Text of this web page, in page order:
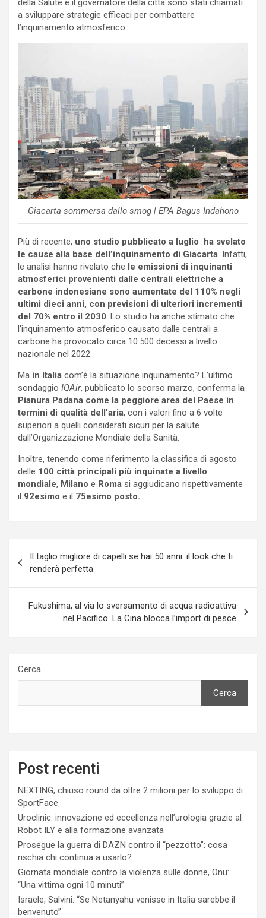
della Salute e il governatore della città sono stati chiamati
a sviluppare strategie efficaci per combattere
l’inquinamento atmosferico.
Giacarta sommersa dallo smog | EPA Bagus Indahono
Più di recente, uno studio pubblicato a luglio ha svelato
le cause alla base dell’inquinamento di Giacarta . Infatti,
le analisi hanno rivelato che le emissioni di inquinanti
atmosferici provenienti dalle centrali elettriche a
carbone indonesiane sono aumentate del 110% negli
ultimi dieci anni, con previsioni di ulteriori incrementi
del 70% entro il 2030 . Lo studio ha anche stimato che
l’inquinamento atmosferico causato dalle centrali a
carbone ha provocato circa 10.500 decessi a livello
nazionale nel 2022.
Ma in Italia com’è la situazione inquinamento? L’ultimo
sondaggio IQAir, pubblicato lo scorso marzo, conferma la
Pianura Padana come la peggiore area del Paese in
termini di qualità dell’aria, con i valori fino a 6 volte
superiori a quelli considerati sicuri per la salute
dall’Organizzazione Mondiale della Sanità.
Inoltre, tenendo come riferimento la classifica di agosto
delle 100 città principali più inquinate a livello
mondiale, Milano e Roma si aggiudicano rispettivamente
il 92esimo e il 75esimo posto.
articoli
Il taglio migliore di capelli se hai 50 anni: il look che ti
renderà perfetta
Fukushima, al via lo sversamento di acqua radioattiva
nel Pacifico. La Cina blocca l’import di pesce
Cerca
Cerca
Post recenti
NEXTING, chiuso round da oltre 2 milioni per lo sviluppo di
SportFace
Uroclinic: innovazione ed eccellenza nell’urologia grazie al
Robot ILY e alla formazione avanzata
Prosegue la guerra di DAZN contro il “pezzotto”: cosa
rischia chi continua a usarlo?
Giornata mondiale contro la violenza sulle donne, Onu:
“Una vittima ogni 10 minuti”
Israele, Salvini: “Se Netanyahu venisse in Italia sarebbe il
benvenuto”